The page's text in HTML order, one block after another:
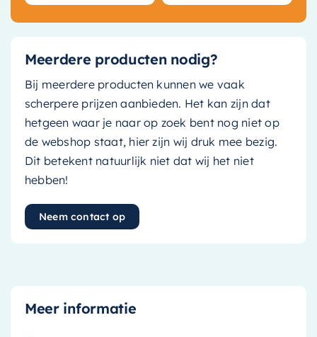
Meerdere producten nodig?
Bij meerdere producten kunnen we vaak
scherpere prijzen aanbieden. Het kan zijn dat
hetgeen waar je naar op zoek bent nog niet op
de webshop staat, hier zijn wij druk mee bezig.
Dit betekent natuurlijk niet dat wij het niet
hebben!
Neem contact op
Meer informatie